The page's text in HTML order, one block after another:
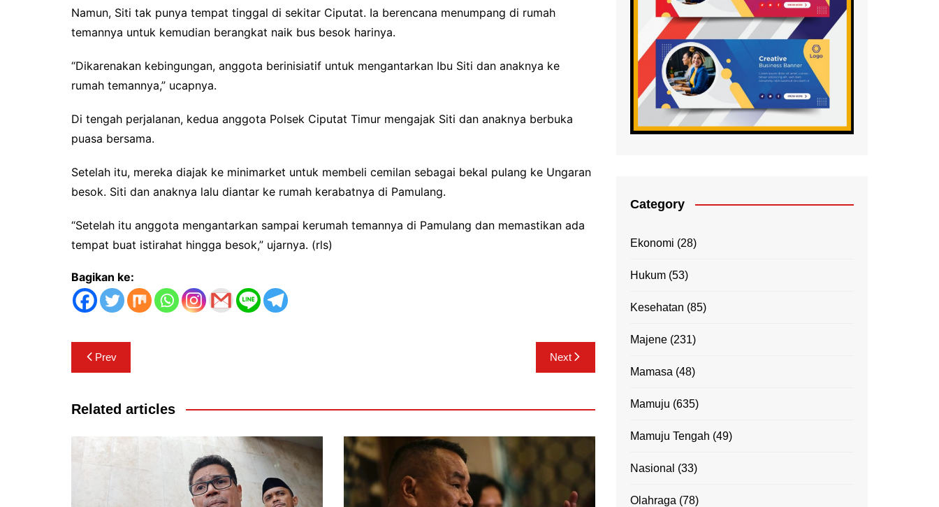
Namun, Siti tak punya tempat tinggal di sekitar Ciputat. Ia berencana menumpang di rumah
temannya untuk kemudian berangkat naik bus besok harinya.
“Dikarenakan kebingungan, anggota berinisiatif untuk mengantarkan Ibu Siti dan anaknya ke
rumah temannya,” ucapnya.
Di tengah perjalanan, kedua anggota Polsek Ciputat Timur mengajak Siti dan anaknya berbuka
puasa bersama.
Setelah itu, mereka diajak ke minimarket untuk membeli cemilan sebagai bekal pulang ke Ungaran
besok. Siti dan anaknya lalu diantar ke rumah kerabatnya di Pamulang.
“Setelah itu anggota mengantarkan sampai kerumah temannya di Pamulang dan memastikan ada
tempat buat istirahat hingga besok,” ujarnya. (rls)
Bagikan ke:
Navigasi
pos
Prev Next
Related articles
Category
Ekonomi (28)
Hukum (53)
Kesehatan (85)
Majene (231)
Mamasa (48)
Mamuju (635)
Mamuju Tengah (49)
Nasional (33)
Olahraga (78)